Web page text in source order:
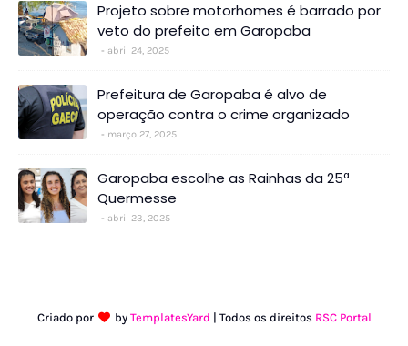
Projeto sobre motorhomes é barrado por
veto do prefeito em Garopaba
abril 24, 2025
Prefeitura de Garopaba é alvo de
operação contra o crime organizado
março 27, 2025
Garopaba escolhe as Rainhas da 25ª
Quermesse
abril 23, 2025
Criado por by TemplatesYard | Todos os direitos RSC Portal